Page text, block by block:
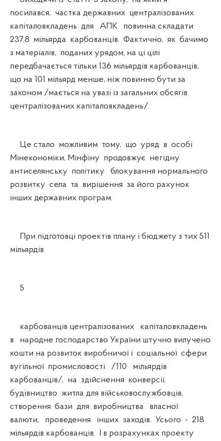
посилався, частка державних централізованих
капіталовкладень для АПК повинна складати
237,8 мільярда карбованців. Фактично, як бачимо
з матеріалів, поданих урядом, на ці цілі
передбачається тільки 136 мільярдів карбованців,
що на 101 мільярд менше, ніж повинно бути за
законом /мається на увазі із загальних обсягів
централізованих капіталовкладень/.
Це стало можливим тому, що уряд в особі
Мінекономіки, Мінфіну продовжує негідну
антиселянську політику блокування нормального
розвитку села та вирішення за його рахунок
інших державних програм.
При підготовці проектів плану і бюджету з тих 511
мільярдів
5
карбованців централізованих капіталовкладень
в народне господарство України штучно вилучено
кошти на розвиток виробничої і соціальної сфери
вугільної промисловості /110 мільярдів
карбованців/, на здійснення конверсії,
будівництво житла для військовослужбовців,
створення бази для виробництва власної
валюти, проведення інших заходів. Усього - 218
мільярдів карбованців. І в розрахунках проекту